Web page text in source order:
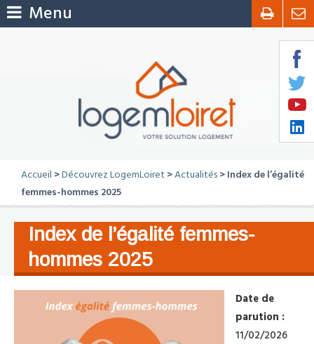
Menu
Accueil >Découvrez LogemLoiret >Actualités > Index de l’égalité
femmes-hommes 2025
Index de l’égalité femmes-
hommes 2025
Date de
parution :
11/02/2026